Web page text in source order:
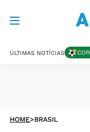
ÚLTIMAS NOTÍCIAS
HOME>BRASIL